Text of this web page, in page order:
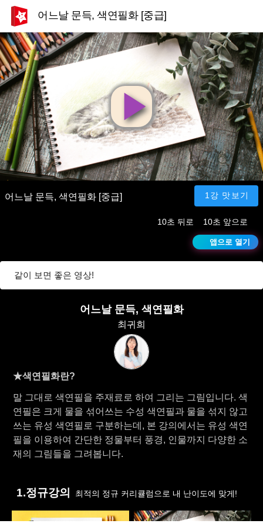
어느날 문득, 색연필화 [중급]
영
상
재
생
어느날 문득, 색연필화 [중급] 1강 맛보기
10초 뒤로 10초 앞으로
앱으로 열기
같이 보면 좋은 영상!
어느날 문득, 색연필화
최귀희
★색연필화란?
말 그대로 색연필을 주재료로 하여 그리는 그림입니다. 색
연필은 크게 물을 섞어쓰는 수성 색연필과 물을 섞지 않고
쓰는 유성 색연필로 구분하는데, 본 강의에서는 유성 색연
필을 이용하여 간단한 정물부터 풍경, 인물까지 다양한 소
재의 그림들을 그려봅니다.
1.정규강의 최적의 정규 커리큘럼으로 내 난이도에 맞게!